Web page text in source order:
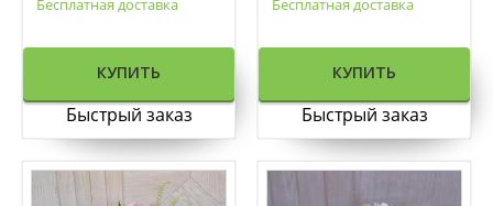
Бесплатная доставка
КУПИТЬ
Быстрый заказ
Бесплатная доставка
КУПИТЬ
Быстрый заказ